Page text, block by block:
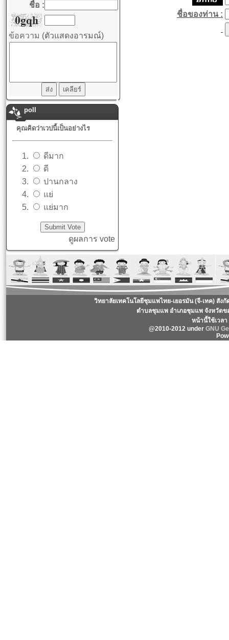
ชื่อ :
ข้อความ (ตัวแสดงอารมณ์)
poll
คุณคิดว่าเวปนี้เป็นอย่างไร
ดีมาก
ดี
ปานกลาง
แย่
แย่มาก
ดูผลการ vote
ชื่อของท่าน :
วิทยาลัยเทคโนโลยีชุมแพไทย-เยอรมัน (จี-เทค) สัง
ตำบลชุมแพ อำเภอชุมแพ จังหวัดข
หน้านี้ใช้เวล
@2010-2012 under GNU